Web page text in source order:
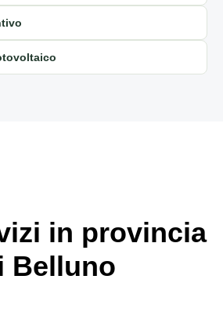
in provincia
Belluno